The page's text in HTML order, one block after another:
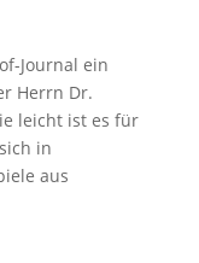
Journal ein
Herrn Dr.
leicht ist es für
in
aus